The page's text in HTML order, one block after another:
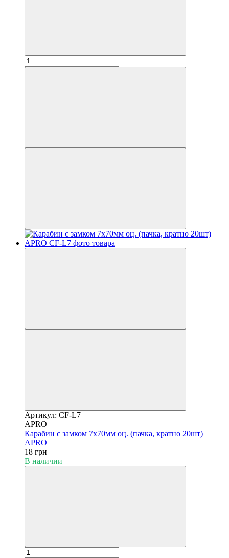
Артикул: CF-L7
APRO
Карабин с замком 7х70мм оц. (пачка, кратно 20шт)
APRO
18 грн
В наличии